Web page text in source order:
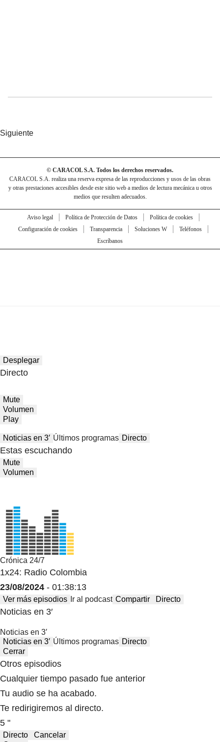
Siguiente
© CARACOL S.A. Todos los derechos reservados.
CARACOL S.A. realiza una reserva expresa de las reproducciones y usos de las obras
y otras prestaciones accesibles desde este sitio web a medios de lectura mecánica u otros
medios que resulten adecuados.
Aviso legal Política de Protección de Datos
Política de cookies
Configuración de cookies
Transparencia Soluciones W
Teléfonos
Escríbanos
Desplegar
Directo
Mute
Volumen
Play
Noticias en 3′ Últimos programas Directo
Estas escuchando
Mute
Volumen
Crónica 24/7
1x24: Radio Colombia
23/08/2024 - 01:38:13
Ver más episodios Ir al podcast Compartir Directo
Noticias en 3′
Noticias en 3′
Noticias en 3′ Últimos programas Directo
Cerrar
Otros episodios
Cualquier tiempo pasado fue anterior
Tu audio se ha acabado.
Te redirigiremos al directo.
5 "
Directo
Cancelar